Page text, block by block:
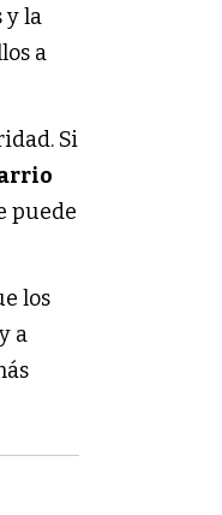
y la
a
Si
puede
los
a